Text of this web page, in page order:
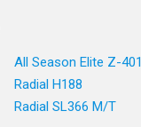
All Season Elite Z-401
Radial H188
Radial SL366 M/T